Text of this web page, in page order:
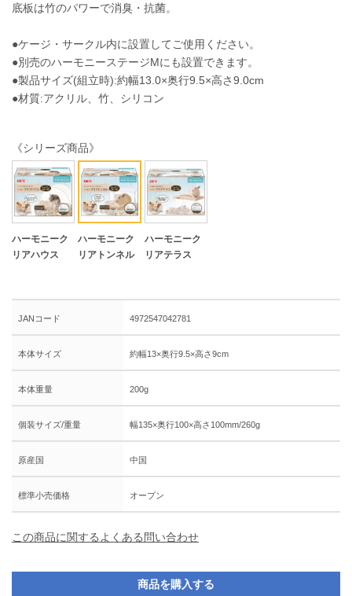
底板は竹のパワーで消臭・抗菌。
●ケージ・サークル内に設置してご使用ください。
●別売のハーモニーステージMにも設置できます。
●製品サイズ(組立時):約幅13.0×奥行9.5×高さ9.0cm
●材質:アクリル、竹、シリコン
《シリーズ商品》
ハーモニーク
リアハウス
ハーモニーク
リアトンネル
ハーモニーク
リアテラス
JANコード 4972547042781
本体サイズ 約幅13×奥行9.5×高さ9cm
本体重量 200g
個装サイズ/重量 幅135×奥行100×高さ100mm/260g
原産国 中国
標準小売価格 オープン
この商品に関するよくある問い合わせ
商品を購入する